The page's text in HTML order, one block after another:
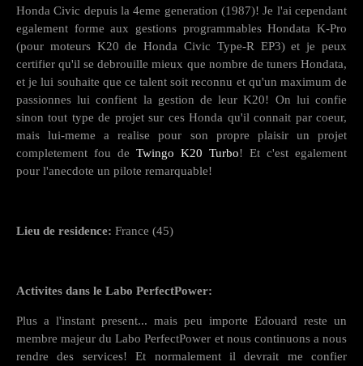
Honda Civic depuis la 4eme generation (1987)! Je l'ai cependant
egalement forme aux gestions programmables Hondata K-Pro
(pour moteurs K20 de Honda Civic Type-R EP3) et je peux
certifier qu'il se debrouille mieux que nombre de tuners Hondata,
et je lui souhaite que ce talent soit reconnu et qu'un maximum de
passionnes lui confient la gestion de leur K20! On lui confie
sinon tout type de projet sur ces Honda qu'il connait par coeur,
mais lui-meme a realise pour son propre plaisir un projet
completement fou de Twingo K20 Turbo! Et c'est egalement
pour l'anecdote un pilote remarquable!
Lieu de residence: France (45)
Activites dans le Labo PerfectPower:
Plus a l'instant present... mais peu importe Edouard reste un
membre majeur du Labo PerfectPower et nous continuons a nous
rendre des services! Et normalement il devrait me confier